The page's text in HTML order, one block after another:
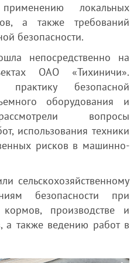
локальных
а также требований
безопасности.
непосредственно на
ОАО «Тихиничи».
практику безопасной
оборудования и
вопросы
использования техники
рисков в машинно-
сельскохозяйственному
безопасности при
кормов, производстве и
а также ведению работ в